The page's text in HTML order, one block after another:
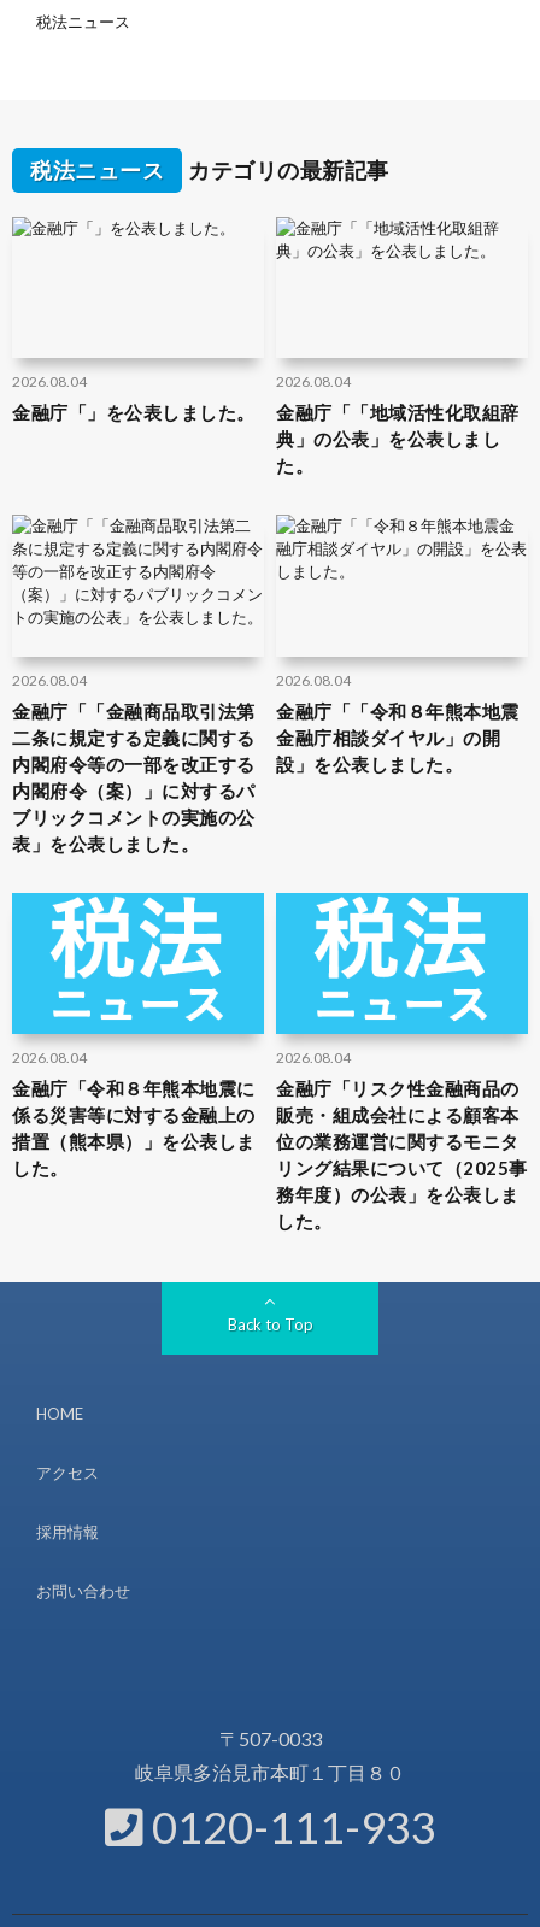
税法ニュース
税法ニュース カテゴリの最新記事
2026.08.04
金融庁「」を公表しました。
2026.08.04
金融庁「「地域活性化取組辞
典」の公表」を公表しまし
た。
2026.08.04
金融庁「「金融商品取引法第
二条に規定する定義に関する
内閣府令等の一部を改正する
内閣府令（案）」に対するパ
ブリックコメントの実施の公
表」を公表しました。
2026.08.04
金融庁「「令和８年熊本地震
金融庁相談ダイヤル」の開
設」を公表しました。
2026.08.04
金融庁「令和８年熊本地震に
係る災害等に対する金融上の
措置（熊本県）」を公表しま
した。
2026.08.04
金融庁「リスク性金融商品の
販売・組成会社による顧客本
位の業務運営に関するモニタ
リング結果について（2025事
務年度）の公表」を公表しま
した。
Back to Top
HOME
アクセス
採用情報
お問い合わせ
〒507-0033
岐阜県多治見市本町１丁目８０
0120-111-933